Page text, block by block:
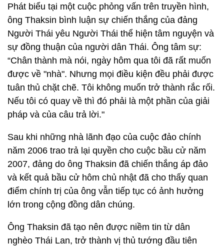
Phát biểu tại một cuộc phỏng vấn trên truyền hình,
ông Thaksin bình luận sự chiến thắng của đảng
Người Thái yêu Người Thái thể hiện tâm nguyện và
sự đồng thuận của người dân Thái. Ông tâm sự:
“Chân thành mà nói, ngày hôm qua tôi đã rất muốn
được về "nhà". Nhưng mọi điều kiện đều phải được
tuân thủ chặt chẽ. Tôi không muốn trở thành rắc rối.
Nếu tôi có quay về thì đó phải là một phần của giải
pháp và của câu trả lời."
Sau khi những nhà lãnh đạo của cuộc đảo chính
năm 2006 trao trả lại quyền cho cuộc bầu cử năm
2007, đảng do ông Thaksin đã chiến thắng áp đảo
và kết quả bầu cử hôm chủ nhật đã cho thấy quan
điểm chính trị của ông vẫn tiếp tục có ảnh hưởng
lớn trong cộng đồng dân chúng.
Ông Thaksin đã tạo nên được niềm tin từ dân
nghèo Thái Lan, trở thành vị thủ tướng đầu tiên